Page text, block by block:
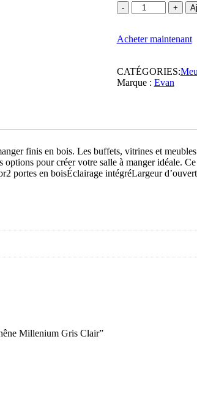
quantité
de
TV
modèle
-
Clair
Acheter maintenant
CATÉGORIES:
Marque : Evan
finis en bois. Les buffets, vitrines et
pour créer votre salle à manger idéale.
en boisÉclairage intégréLargeur
Millenium Gris Clair”